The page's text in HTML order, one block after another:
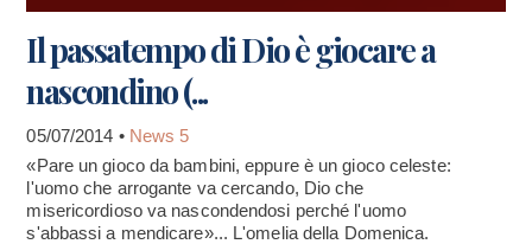
Il passatempo di Dio è giocare a
nascondino (...
05/07/2014 • News 5
«Pare un gioco da bambini, eppure è un gioco celeste:
l'uomo che arrogante va cercando, Dio che
misericordioso va nascondendosi perché l'uomo
s'abbassi a mendicare»... L'omelia della Domenica.